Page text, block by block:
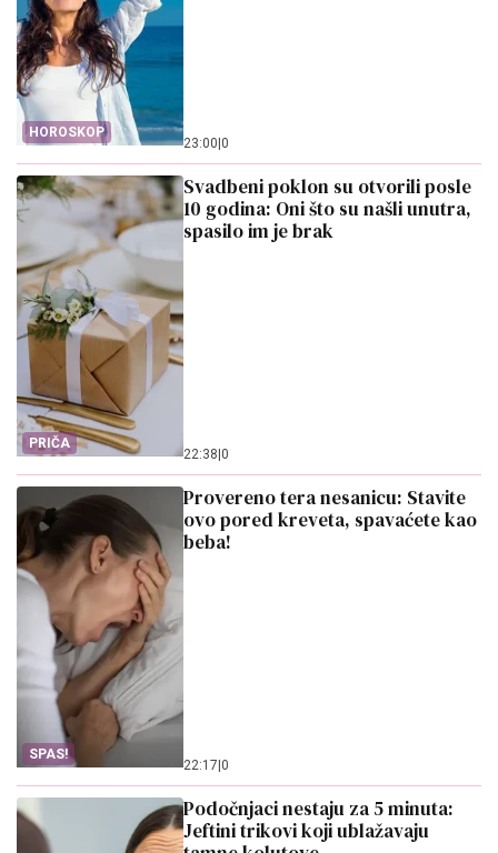
HOROSKOP
23:00 0
PRIČA
Svadbeni poklon su otvorili posle
10 godina: Oni što su našli unutra,
spasilo im je brak
22:38 0
SPAS!
Provereno tera nesanicu: Stavite
ovo pored kreveta, spavaćete kao
beba!
22:17 0
Podočnjaci nestaju za 5 minuta:
Jeftini trikovi koji ublažavaju